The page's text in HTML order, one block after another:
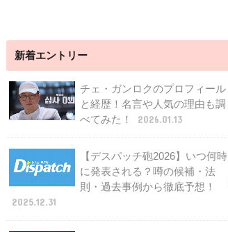
新着エントリー
チェ・ガンロクのプロフィール
と経歴！名言や人気の理由も調
べてみた！
2026.01.13
【デスパッチ砲2026】いつ何時
に発表される？噂の候補・法
則・過去事例から徹底予想！
2025.12.31